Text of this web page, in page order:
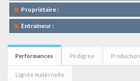
Propriétaire :
Entraîneur :
Performances Pedigree Production
Lignée maternelle